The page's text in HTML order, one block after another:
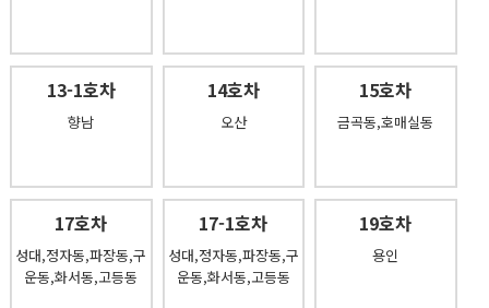
13-1호차
향남
14호차
오산
15호차
금곡동,호매실동
17호차
성대,정자동,파장동,구
운동,화서동,고등동
17-1호차
성대,정자동,파장동,구
운동,화서동,고등동
19호차
용인